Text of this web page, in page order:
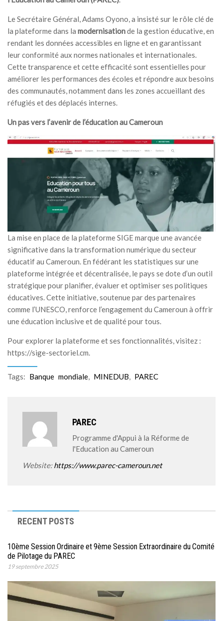
Le Secrétaire Général, Adams Oyono, a insisté sur le rôle clé de
la plateforme dans la modernisationde la gestion éducative, en
rendant les données accessibles en ligne et en garantissant
leur conformité aux normes nationales et internationales.
Cette transparence et cette efficacité sont essentielles pour
améliorer les performances des écoles et répondre aux besoins
des communautés, notamment dans les zones accueillant des
réfugiés et des déplacés internes.
Un pas vers l’avenir de l’éducation au Cameroun
La mise en place de la plateforme SIGE marque une avancée
significative dans la transformation numérique du secteur
éducatif au Cameroun. En fédérant les statistiques sur une
plateforme intégrée et décentralisée, le pays se dote d’un outil
stratégique pour planifier, évaluer et optimiser ses politiques
éducatives. Cette initiative, soutenue par des partenaires
comme l’UNESCO, renforce l’engagement du Cameroun à offrir
une éducation inclusive et de qualité pour tous.
Pour explorer la plateforme et ses fonctionnalités, visitez :
https://sige-sectoriel.cm.
Tags: Banque mondiale MINEDUB PAREC
PAREC
Programme d'Appui à la Réforme de
l'Education au Cameroun
Website:https://www.parec-cameroun.net
RECENT POSTS
10ème Session Ordinaire et 9ème Session Extraordinaire du Comité
de Pilotage du PAREC
19 septembre 2025